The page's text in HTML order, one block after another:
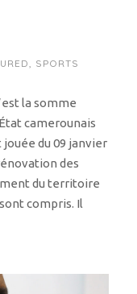
SPORTS
la somme
camerounais
jouée du 09 janvier
des
du territoire
compris. Il